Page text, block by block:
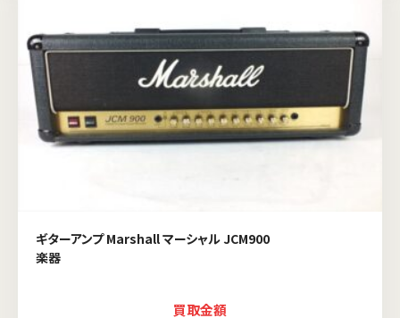
ギターアンプ Marshall マーシャル JCM900
楽器
買取金額